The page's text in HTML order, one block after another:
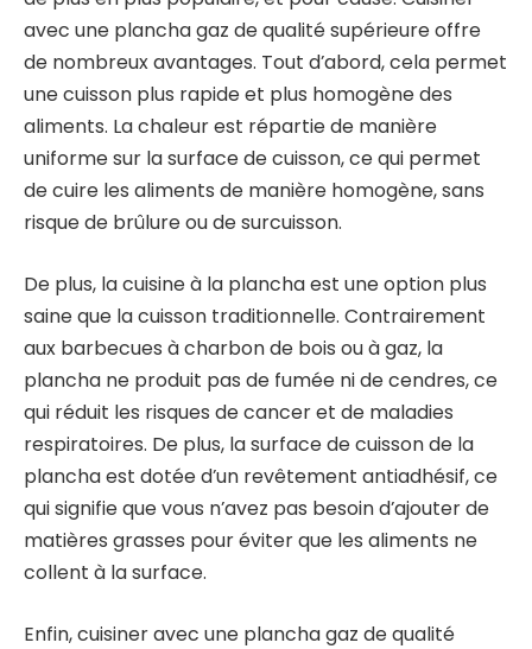
avec une plancha gaz de qualité supérieure offre
de nombreux avantages. Tout d’abord, cela permet
une cuisson plus rapide et plus homogène des
aliments. La chaleur est répartie de manière
uniforme sur la surface de cuisson, ce qui permet
de cuire les aliments de manière homogène, sans
risque de brûlure ou de surcuisson.
De plus, la cuisine à la plancha est une option plus
saine que la cuisson traditionnelle. Contrairement
aux barbecues à charbon de bois ou à gaz, la
plancha ne produit pas de fumée ni de cendres, ce
qui réduit les risques de cancer et de maladies
respiratoires. De plus, la surface de cuisson de la
plancha est dotée d’un revêtement antiadhésif, ce
qui signifie que vous n’avez pas besoin d’ajouter de
matières grasses pour éviter que les aliments ne
collent à la surface.
Enfin, cuisiner avec une plancha gaz de qualité